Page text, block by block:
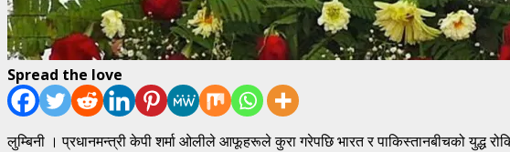
Spread the love
लुम्बिनी । प्रधानमन्त्री केपी शर्मा ओलीले आफूहरूले कुरा गरेपछि भारत र पाकिस्तानबीचको युद्ध